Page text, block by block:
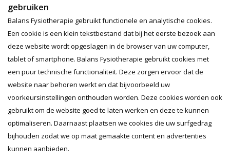
gebruiken
Balans Fysiotherapie gebruikt functionele en analytische cookies.
Een cookie is een klein tekstbestand dat bij het eerste bezoek aan
deze website wordt opgeslagen in de browser van uw computer,
tablet of smartphone. Balans Fysiotherapie gebruikt cookies met
een puur technische functionaliteit. Deze zorgen ervoor dat de
website naar behoren werkt en dat bijvoorbeeld uw
voorkeursinstellingen onthouden worden. Deze cookies worden ook
gebruikt om de website goed te laten werken en deze te kunnen
optimaliseren. Daarnaast plaatsen we cookies die uw surfgedrag
bijhouden zodat we op maat gemaakte content en advertenties
kunnen aanbieden.